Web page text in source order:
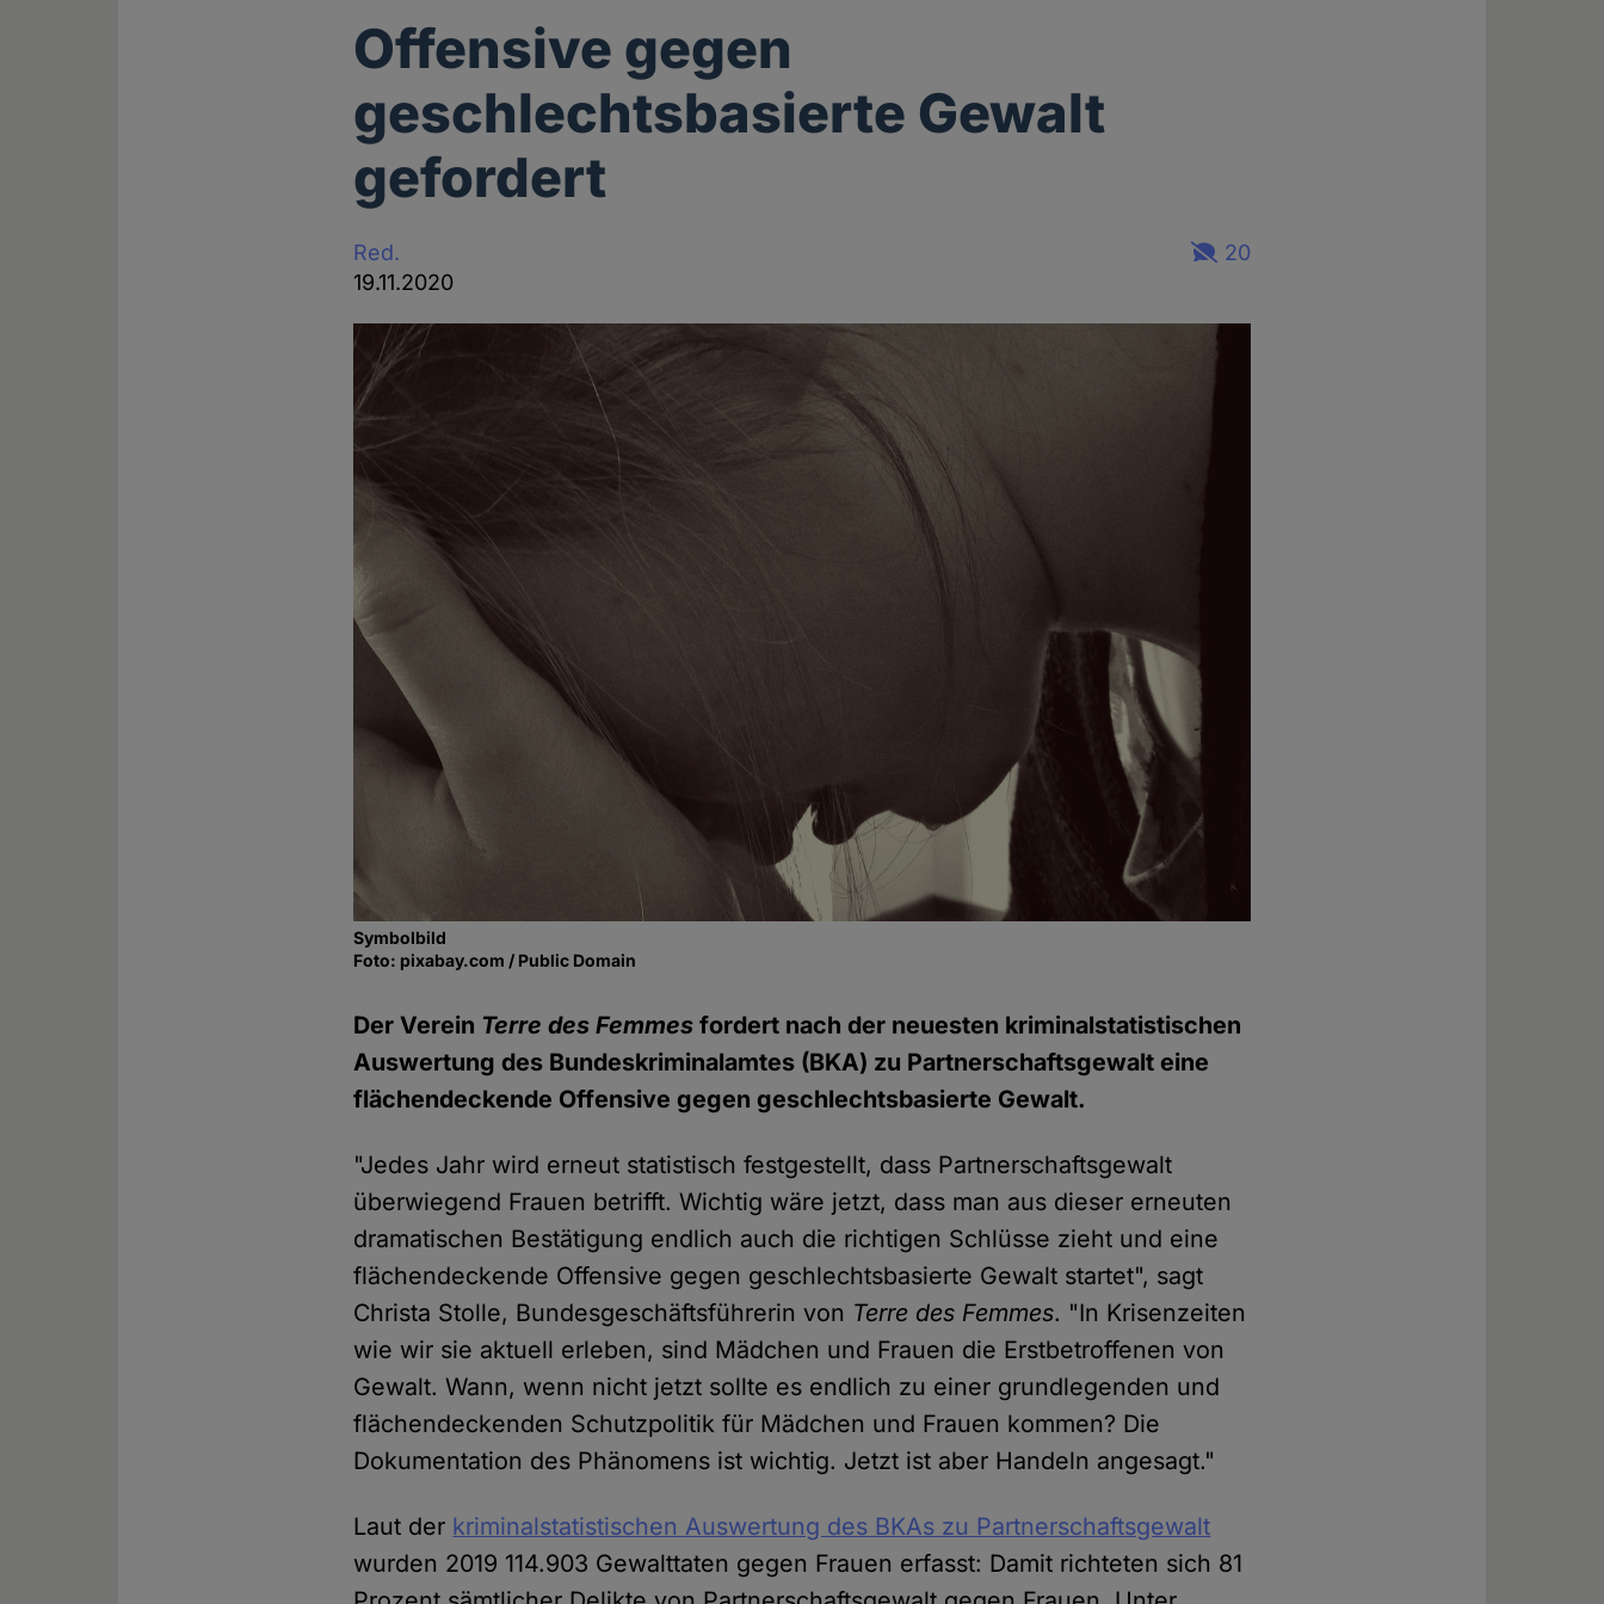
Offensive gegen
geschlechtsbasierte Gewalt
gefordert
Red.
19.11.2020
20
Symbolbild
Foto: pixabay.com / Public Domain
Der Verein Terre des Femmes fordert nach der neuesten kriminalstatistischen
Auswertung des Bundeskriminalamtes (BKA) zu Partnerschaftsgewalt eine
flächendeckende Offensive gegen geschlechtsbasierte Gewalt.
"Jedes Jahr wird erneut statistisch festgestellt, dass Partnerschaftsgewalt
überwiegend Frauen betrifft. Wichtig wäre jetzt, dass man aus dieser erneuten
dramatischen Bestätigung endlich auch die richtigen Schlüsse zieht und eine
flächendeckende Offensive gegen geschlechtsbasierte Gewalt startet", sagt
Christa Stolle, Bundesgeschäftsführerin von Terre des Femmes. "In Krisenzeiten
wie wir sie aktuell erleben, sind Mädchen und Frauen die Erstbetroffenen von
Gewalt. Wann, wenn nicht jetzt sollte es endlich zu einer grundlegenden und
flächendeckenden Schutzpolitik für Mädchen und Frauen kommen? Die
Dokumentation des Phänomens ist wichtig. Jetzt ist aber Handeln angesagt."
Laut der kriminalstatistischen Auswertung des BKAs zu Partnerschaftsgewalt
wurden 2019 114.903 Gewalttaten gegen Frauen erfasst: Damit richteten sich 81